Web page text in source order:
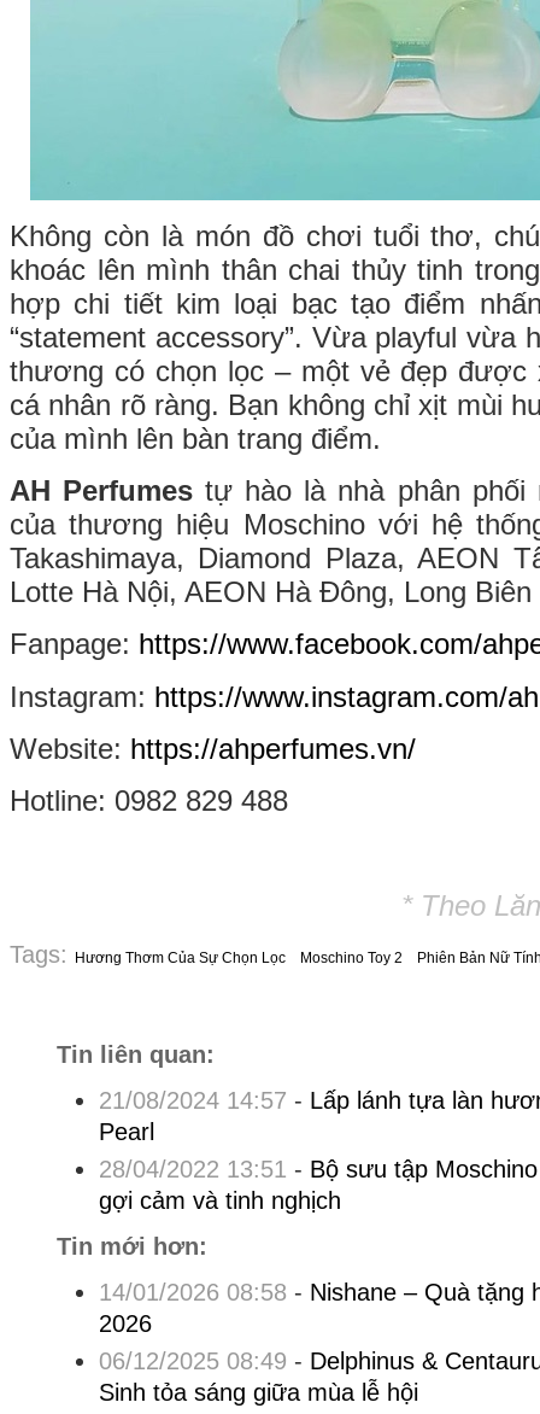
Không còn là món đồ chơi tuổi thơ,
khoác lên mình thân chai thủy tinh
hợp chi tiết kim loại bạc tạo điểm
“statement accessory”. Vừa playful vừa
thương có chọn lọc – một vẻ đẹp
cá nhân rõ ràng. Bạn không chỉ xịt mùi
của mình lên bàn trang điểm.
AH Perfumes tự hào là nhà phân phối
của thương hiệu Moschino với hệ
Takashimaya, Diamond Plaza, AEON
Lotte Hà Nội, AEON Hà Đông, Long Biên
Fanpage: https://www.facebook.com/
Instagram: https://www.instagram.com/
Website: https://ahperfumes.vn/
Hotline: 0982 829 488
* Theo
Tags: Hương Thơm Của Sự Chọn Lọc Moschino Toy 2 Phiên Bản Nữ
Tin liên quan:
21/08/2024 14:57 - Lấp lánh tựa làn
Pearl
28/04/2022 13:51 - Bộ sưu tập
gợi cảm và tinh nghịch
Tin mới hơn:
14/01/2026 08:58 - Nishane – Quà tặng
2026
06/12/2025 08:49 - Delphinus &
Sinh tỏa sáng giữa mùa lễ hội